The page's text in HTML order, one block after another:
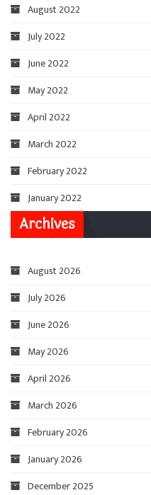
August 2022
July 2022
June 2022
May 2022
April 2022
March 2022
February 2022
January 2022
Archives
August 2026
July 2026
June 2026
May 2026
April 2026
March 2026
February 2026
January 2026
December 2025